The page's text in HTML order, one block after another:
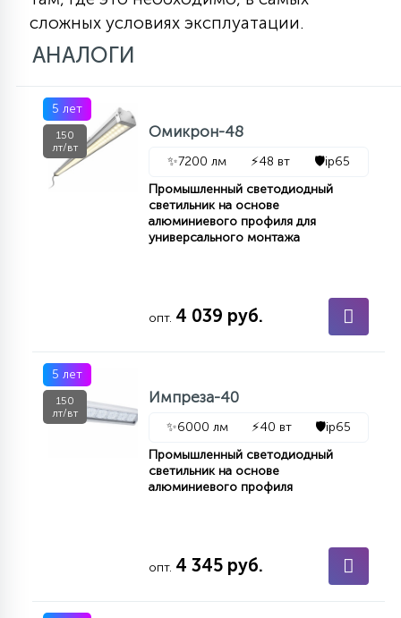
сложных условиях эксплуатации.
АНАЛОГИ
5 лет
150
лт/вт
Омикрон-48
✨7200 лм ⚡48 вт 🛡️ip65
Промышленный светодиодный
светильник на основе
алюминиевого профиля для
универсального монтажа
опт. 4 039 руб.
5 лет
150
лт/вт
Импреза-40
✨6000 лм ⚡40 вт 🛡️ip65
Промышленный светодиодный
светильник на основе
алюминиевого профиля
опт. 4 345 руб.